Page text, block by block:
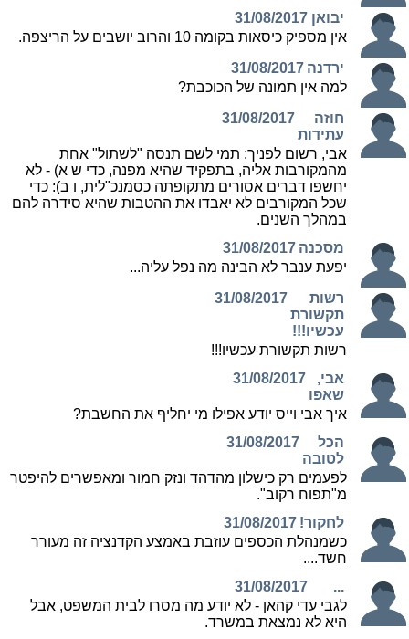
יבואן 31/08/2017
אין מספיק כיסאות בקומה 10 והרוב יושבים על הריצפה.
ירדנה 31/08/2017
למה אין תמונה של הכוכבת?
חוזה
עתידות
31/08/2017
אבי, רשום לפניך: תמי לשם תנסה "לשתול" אחת
מהמקורבות אליה, בתפקיד שהיא מפנה, כדי ש א) - לא
יחשפו דברים אסורים מתקופתה כסמנכ"לית, ו ב): כדי
שכל המקורבים לא יאבדו את ההטבות שהיא סידרה להם
במהלך השנים.
מסכנה 31/08/2017
יפעת ענבר לא הבינה מה נפל עליה...
רשות
תקשורת
עכשיו!!!
31/08/2017
רשות תקשורת עכשיו!!!
אבי,
שאפו
31/08/2017
איך אבי וייס יודע אפילו מי יחליף את החשבת?
הכל
לטובה
31/08/2017
לפעמים רק כישלון מהדהד ונזק חמור ומאפשרים להיפטר
מ"תפוח רקוב".
לחקור! 31/08/2017
כשמנהלת הכספים עוזבת באמצע הקדנציה זה מעורר
חשד....
...
31/08/2017
לגבי עדי קהאן - לא יודע מה מסרו לבית המשפט, אבל
היא לא נמצאת במשרד.